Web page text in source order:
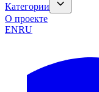
Категории
О проекте
ENRU